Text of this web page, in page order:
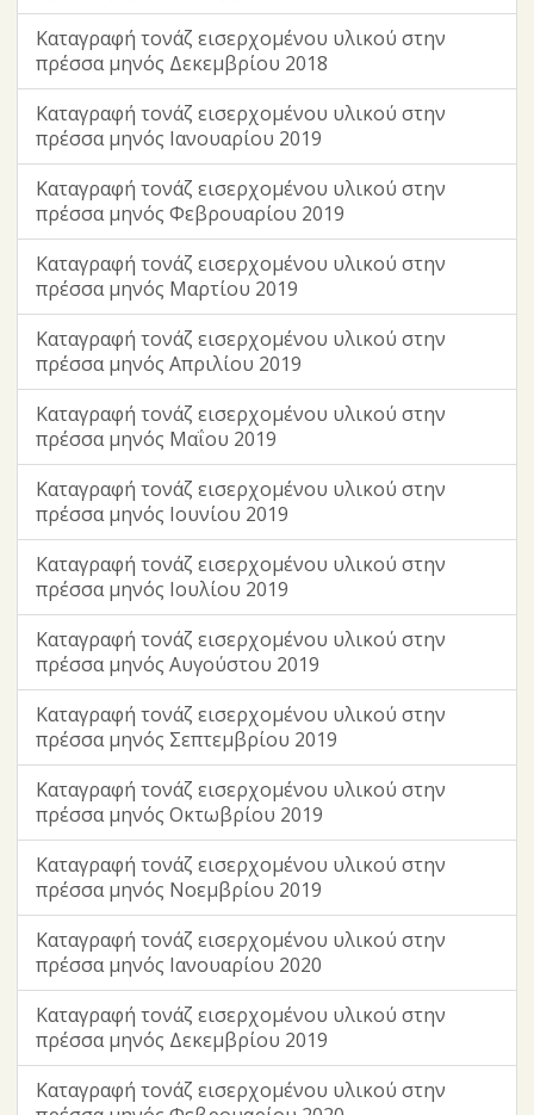
Καταγραφή τονάζ εισερχομένου υλικού στην
πρέσσα μηνός Δεκεμβρίου 2018
Καταγραφή τονάζ εισερχομένου υλικού στην
πρέσσα μηνός Ιανουαρίου 2019
Καταγραφή τονάζ εισερχομένου υλικού στην
πρέσσα μηνός Φεβρουαρίου 2019
Καταγραφή τονάζ εισερχομένου υλικού στην
πρέσσα μηνός Μαρτίου 2019
Καταγραφή τονάζ εισερχομένου υλικού στην
πρέσσα μηνός Απριλίου 2019
Καταγραφή τονάζ εισερχομένου υλικού στην
πρέσσα μηνός Μαΐου 2019
Καταγραφή τονάζ εισερχομένου υλικού στην
πρέσσα μηνός Ιουνίου 2019
Καταγραφή τονάζ εισερχομένου υλικού στην
πρέσσα μηνός Ιουλίου 2019
Καταγραφή τονάζ εισερχομένου υλικού στην
πρέσσα μηνός Αυγούστου 2019
Καταγραφή τονάζ εισερχομένου υλικού στην
πρέσσα μηνός Σεπτεμβρίου 2019
Καταγραφή τονάζ εισερχομένου υλικού στην
πρέσσα μηνός Οκτωβρίου 2019
Καταγραφή τονάζ εισερχομένου υλικού στην
πρέσσα μηνός Νοεμβρίου 2019
Καταγραφή τονάζ εισερχομένου υλικού στην
πρέσσα μηνός Ιανουαρίου 2020
Καταγραφή τονάζ εισερχομένου υλικού στην
πρέσσα μηνός Δεκεμβρίου 2019
Καταγραφή τονάζ εισερχομένου υλικού στην